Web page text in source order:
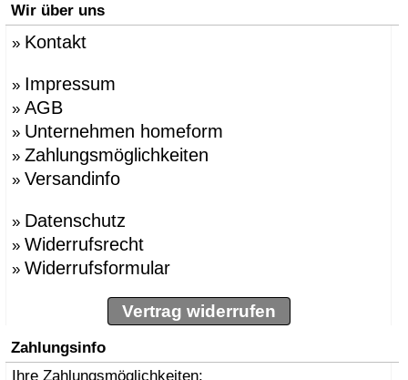
Wir über uns
» Kontakt
» Impressum
» AGB
» Unternehmen homeform
» Zahlungsmöglichkeiten
» Versandinfo
» Datenschutz
» Widerrufsrecht
» Widerrufsformular
Vertrag widerrufen
Zahlungsinfo
Ihre Zahlungsmöglichkeiten: